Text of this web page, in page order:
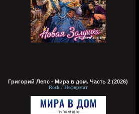
Григорий Лепс - Мира в дом. Часть 2 (2026)
Rock / Неформат